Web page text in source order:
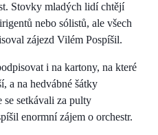
Stovky mladých lidí chtějí
nebo sólistů, ale všech
zájezd Vilém Pospíšil.
i na kartony, na které
a na hedvábné šátky
setkávali za pulty
enormní zájem o orchestr.